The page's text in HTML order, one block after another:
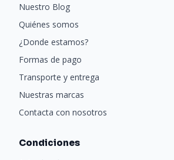
Nuestro Blog
Quiénes somos
¿Donde estamos?
Formas de pago
Transporte y entrega
Nuestras marcas
Contacta con nosotros
Condiciones